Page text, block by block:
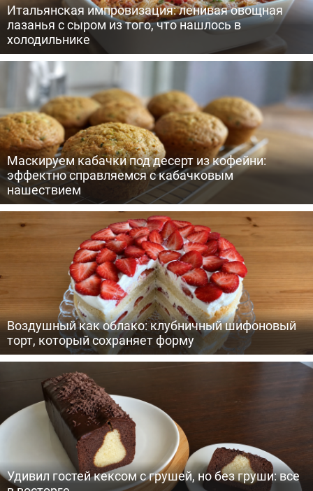
Итальянская импровизация: ленивая овощная
лазанья с сыром из того, что нашлось в
холодильнике
Маскируем кабачки под десерт из кофейни:
эффектно справляемся с кабачковым
нашествием
Воздушный как облако: клубничный шифоновый
торт, который сохраняет форму
Удивил гостей кексом с грушей, но без груши: все